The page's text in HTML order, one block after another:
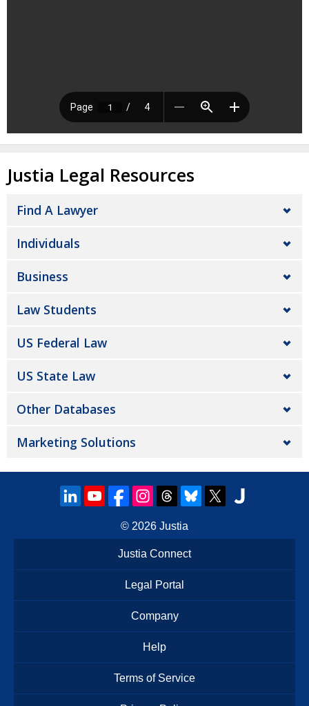
Justia Legal Resources
Find A Lawyer
Individuals
Business
Law Students
US Federal Law
US State Law
Other Databases
Marketing Solutions
© 2026 Justia
Justia Connect
Legal Portal
Company
Help
Terms of Service